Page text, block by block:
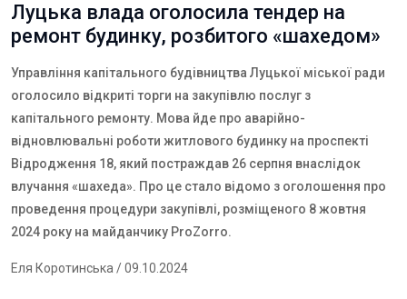
Луцька влада оголосила тендер на
ремонт будинку, розбитого «шахедом»
Управління капітального будівництва Луцької міської ради
оголосило відкриті торги на закупівлю послуг з
капітального ремонту. Мова йде про аварійно-
відновлювальні роботи житлового будинку на проспекті
Відродження 18, який постраждав 26 серпня внаслідок
влучання «шахеда». Про це стало відомо з оголошення про
проведення процедури закупівлі, розміщеного 8 жовтня
2024 року на майданчику ProZorro.
Еля Коротинська / 09.10.2024